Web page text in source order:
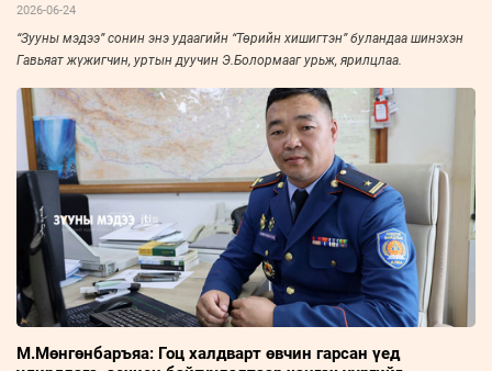
2026-06-24
“Зууны мэдээ” сонин энэ удаагийн “Төрийн хишигтэн” буландаа шинэхэн
Гавьяат жүжигчин, уртын дуучин Э.Болормааг урьж, ярилцлаа.
М.Мөнгөнбаръяа: Гоц халдварт өвчин гарсан үед